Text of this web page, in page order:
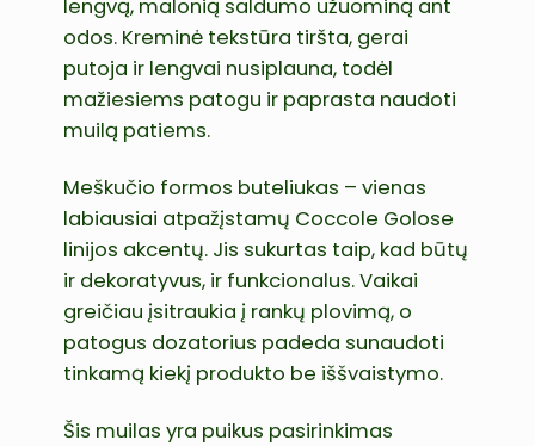
lengvą, malonią saldumo užuominą ant
odos. Kreminė tekstūra tiršta, gerai
putoja ir lengvai nusiplauna, todėl
mažiesiems patogu ir paprasta naudoti
muilą patiems.
Meškučio formos buteliukas – vienas
labiausiai atpažįstamų Coccole Golose
linijos akcentų. Jis sukurtas taip, kad būtų
ir dekoratyvus, ir funkcionalus. Vaikai
greičiau įsitraukia į rankų plovimą, o
patogus dozatorius padeda sunaudoti
tinkamą kiekį produkto be iššvaistymo.
Šis muilas yra puikus pasirinkimas